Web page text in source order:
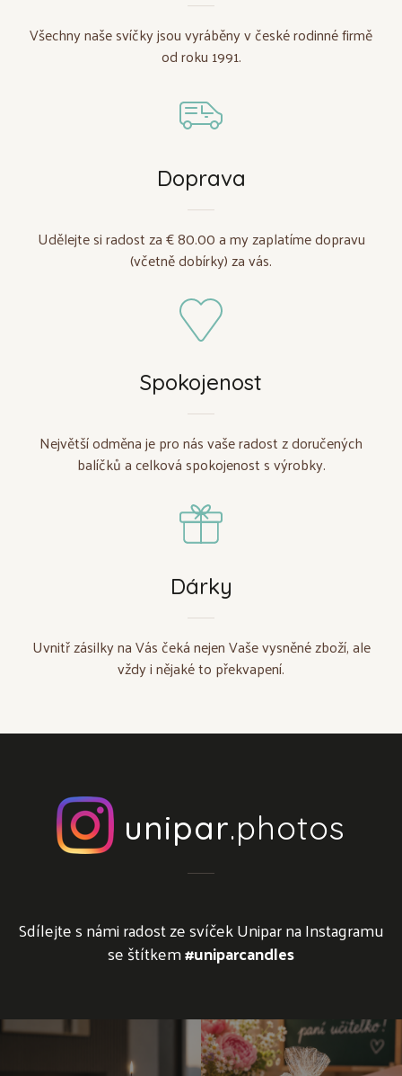
Všechny naše svíčky jsou vyráběny v české rodinné firmě
od roku 1991.
Doprava
Udělejte si radost za € 80.00 a my zaplatíme dopravu
(včetně dobírky) za vás.
Spokojenost
Největší odměna je pro nás vaše radost z doručených
balíčků a celková spokojenost s výrobky.
Dárky
Uvnitř zásilky na Vás čeká nejen Vaše vysněné zboží, ale
vždy i nějaké to překvapení.
unipar.photos
Sdílejte s námi radost ze svíček Unipar na Instagramu
se štítkem#uniparcandles